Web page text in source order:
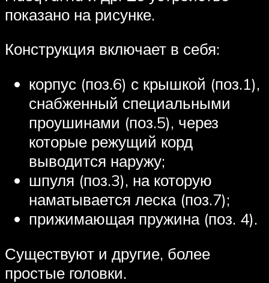
показано на рисунке.
Конструкция включает в себя:
корпус (поз.6) с крышкой (поз.1),
снабженный специальными
проушинами (поз.5), через
которые режущий корд
выводится наружу;
шпуля (поз.3), на которую
наматывается леска (поз.7);
прижимающая пружина (поз. 4).
Существуют и другие, более
простые головки.